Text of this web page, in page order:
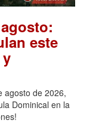
este
agosto de 2026,
Dominical en la